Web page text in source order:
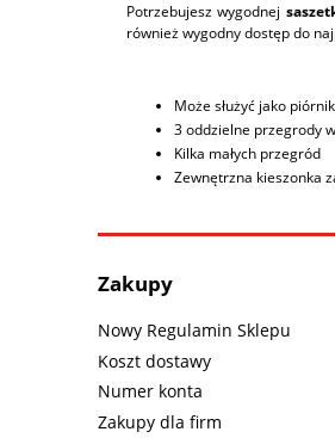
Potrzebujesz wygodnej
również wygodny dostęp do
Może służyć jako
3 oddzielne przegrody
Kilka małych przegród
Zewnętrzna kieszonka
Zakupy
Nowy Regulamin Sklepu
Koszt dostawy
Numer konta
Zakupy dla firm